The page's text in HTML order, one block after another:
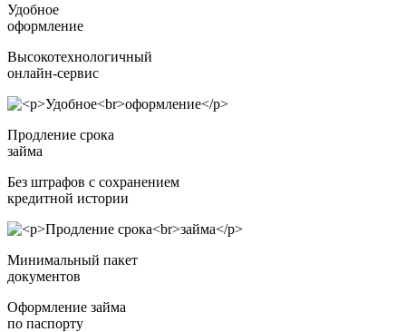
Удобное
оформление
Высокотехнологичный
онлайн-сервис
Продление срока
займа
Без штрафов с сохранением
кредитной истории
Минимальный пакет
документов
Оформление займа
по паспорту